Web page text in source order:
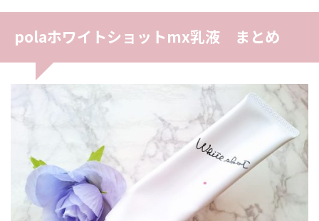
polaホワイトショットmx乳液 まとめ